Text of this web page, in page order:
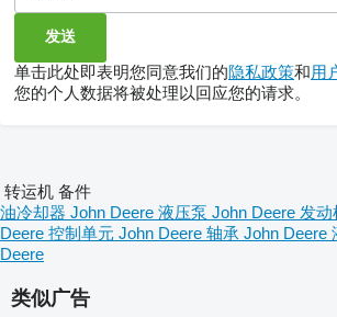
单击此处即表明您同意我们的隐私政策和用
您的个人数据将被处理以回应您的请求。
类似广告
转运机 备件
油冷却器 John Deere 液压泵 John Deere 发动
Deere 控制单元 John Deere 轴承 John Deere
Deere